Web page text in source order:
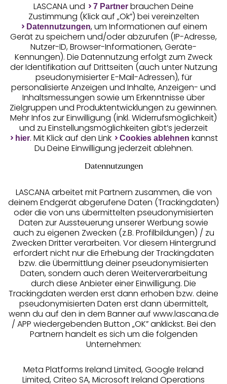
Geprüfte Sicherheit
Unsere Apps
Services
Beratung
Über uns
Rechtliches
LASCANA und 7 Partner brauchen Deine
Zustimmung (Klick auf „Ok”) bei vereinzelten
Datennutzungen, um Informationen auf einem
Gerät zu speichern und/oder abzurufen (IP-Adresse,
Nutzer-ID, Browser-Informationen, Geräte-
Kennungen). Die Datennutzung erfolgt zum Zweck
der Identifikation auf Drittseiten (auch unter Nutzung
pseudonymisierter E-Mail-Adressen), für
personalisierte Anzeigen und Inhalte, Anzeigen- und
Inhaltsmessungen sowie um Erkenntnisse über
Zielgruppen und Produktentwicklungen zu gewinnen.
Mehr Infos zur Einwilligung (inkl. Widerrufsmöglichkeit)
und zu Einstellungsmöglichkeiten gibt’s jederzeit
hier. Mit Klick auf den Link Cookies ablehnen kannst
Du Deine Einwilligung jederzeit ablehnen.
Datennutzungen
LASCANA arbeitet mit Partnern zusammen, die von
deinem Endgerät abgerufene Daten (Trackingdaten)
oder die von uns übermittelten pseudonymisierten
Daten zur Aussteuerung unserer Werbung sowie
auch zu eigenen Zwecken (z.B. Profilbildungen) / zu
Zwecken Dritter verarbeiten. Vor diesem Hintergrund
erfordert nicht nur die Erhebung der Trackingdaten
bzw. die Übermittlung deiner pseudonymisierten
Daten, sondern auch deren Weiterverarbeitung
durch diese Anbieter einer Einwilligung. Die
Trackingdaten werden erst dann erhoben bzw. deine
pseudonymisierten Daten erst dann übermittelt,
wenn du auf den in dem Banner auf www.lascana.de
/ APP wiedergebenden Button „OK” anklickst. Bei den
Partnern handelt es sich um die folgenden
Unternehmen:
Meta Platforms Ireland Limited, Google Ireland
Limited, Criteo SA, Microsoft Ireland Operations